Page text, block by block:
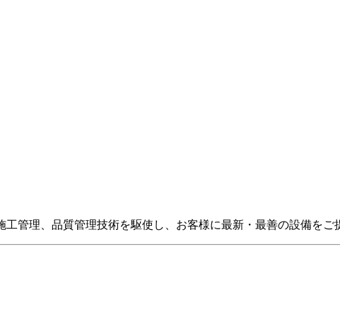
管理、品質管理技術を駆使し、お客様に最新・最善の設備をご